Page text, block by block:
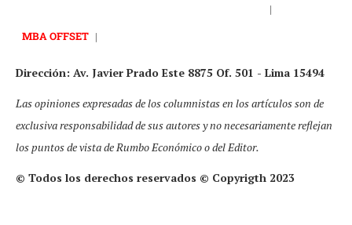
|
MBA OFFSET |
Dirección: Av. Javier Prado Este 8875 Of. 501 - Lima 15494
Las opiniones expresadas de los columnistas en los artículos son de
exclusiva responsabilidad de sus autores y no necesariamente reflejan
los puntos de vista de Rumbo Económico o del Editor.
© Todos los derechos reservados © Copyrigth 2023